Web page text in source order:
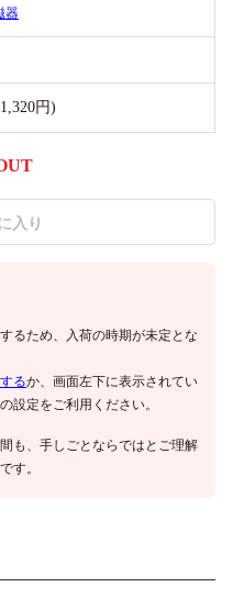
器
円)
入り
るため、入荷の時期が未定とな
るか、画面左下に表示されてい
の設定をご利用ください。
も、手しごとならではとご理解
す。